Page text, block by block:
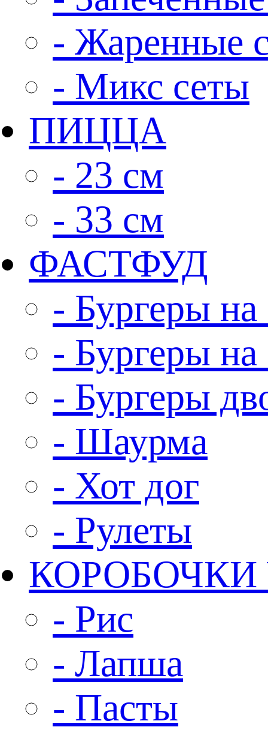
- Жаренные
- Микс сеты
ПИЦЦА
- 23 см
- 33 см
ФАСТФУД
- Бургеры
- Бургеры
- Бургеры
- Шаурма
- Хот дог
- Рулеты
КОРОБОЧКИ
- Рис
- Лапша
- Пасты